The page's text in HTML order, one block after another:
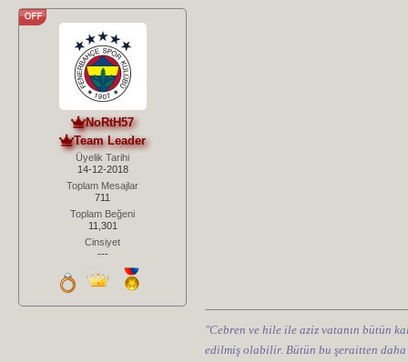
NoRtH57
Team Leader
Üyelik Tarihi
14-12-2018
Toplam Mesajlar
711
Toplam Beğeni
11,301
Cinsiyet
---
"Cebren ve hile ile aziz vatanın bütün
edilmiş olabilir. Bütün bu şeraitten